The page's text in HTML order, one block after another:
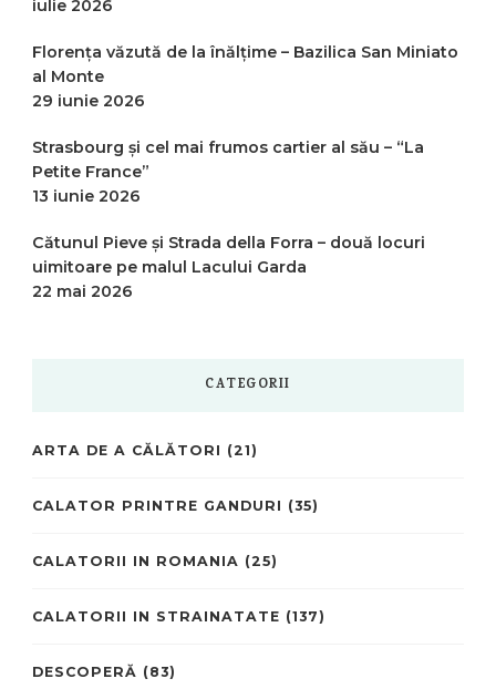
iulie 2026
Florența văzută de la înălțime – Bazilica San Miniato
al Monte
29 iunie 2026
Strasbourg și cel mai frumos cartier al său – “La
Petite France”
13 iunie 2026
Cătunul Pieve și Strada della Forra – două locuri
uimitoare pe malul Lacului Garda
22 mai 2026
CATEGORII
ARTA DE A CĂLĂTORI (21)
CALATOR PRINTRE GANDURI (35)
CALATORII IN ROMANIA (25)
CALATORII IN STRAINATATE (137)
DESCOPERĂ (83)